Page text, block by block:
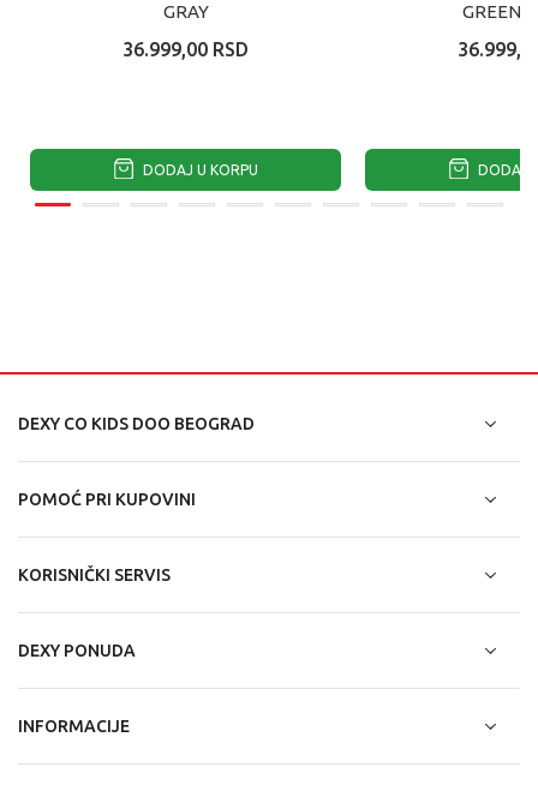
GRAY
36.999,00 RSD
DODAJ U KORPU
GREEN
DODAJ
DEXY CO KIDS DOO BEOGRAD
POMOĆ PRI KUPOVINI
KORISNIČKI SERVIS
DEXY PONUDA
INFORMACIJE